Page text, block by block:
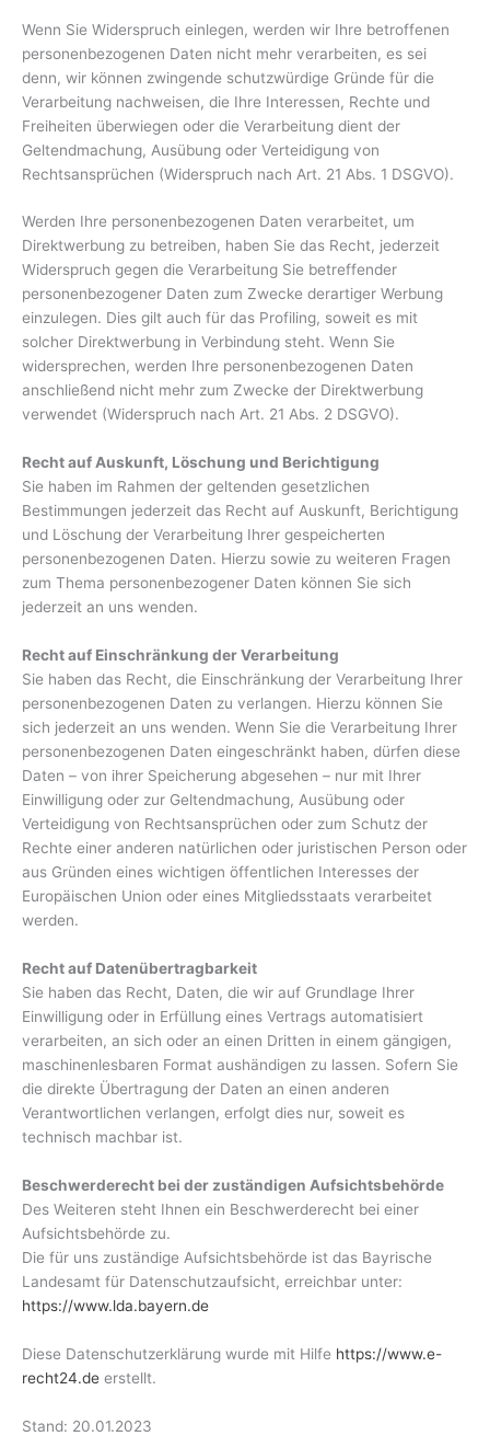
Wenn Sie Widerspruch einlegen, werden wir Ihre betroffenen
personenbezogenen Daten nicht mehr verarbeiten, es sei
denn, wir können zwingende schutzwürdige Gründe für die
Verarbeitung nachweisen, die Ihre Interessen, Rechte und
Freiheiten überwiegen oder die Verarbeitung dient der
Geltendmachung, Ausübung oder Verteidigung von
Rechtsansprüchen (Widerspruch nach Art. 21 Abs. 1 DSGVO).
Werden Ihre personenbezogenen Daten verarbeitet, um
Direktwerbung zu betreiben, haben Sie das Recht, jederzeit
Widerspruch gegen die Verarbeitung Sie betreffender
personenbezogener Daten zum Zwecke derartiger Werbung
einzulegen. Dies gilt auch für das Profiling, soweit es mit
solcher Direktwerbung in Verbindung steht. Wenn Sie
widersprechen, werden Ihre personenbezogenen Daten
anschließend nicht mehr zum Zwecke der Direktwerbung
verwendet (Widerspruch nach Art. 21 Abs. 2 DSGVO).
Recht auf Auskunft, Löschung und Berichtigung
Sie haben im Rahmen der geltenden gesetzlichen
Bestimmungen jederzeit das Recht auf Auskunft, Berichtigung
und Löschung der Verarbeitung Ihrer gespeicherten
personenbezogenen Daten. Hierzu sowie zu weiteren Fragen
zum Thema personenbezogener Daten können Sie sich
jederzeit an uns wenden.
Recht auf Einschränkung der Verarbeitung
Sie haben das Recht, die Einschränkung der Verarbeitung Ihrer
personenbezogenen Daten zu verlangen. Hierzu können Sie
sich jederzeit an uns wenden. Wenn Sie die Verarbeitung Ihrer
personenbezogenen Daten eingeschränkt haben, dürfen diese
Daten – von ihrer Speicherung abgesehen – nur mit Ihrer
Einwilligung oder zur Geltendmachung, Ausübung oder
Verteidigung von Rechtsansprüchen oder zum Schutz der
Rechte einer anderen natürlichen oder juristischen Person oder
aus Gründen eines wichtigen öffentlichen Interesses der
Europäischen Union oder eines Mitgliedsstaats verarbeitet
werden.
Recht auf Datenübertragbarkeit
Sie haben das Recht, Daten, die wir auf Grundlage Ihrer
Einwilligung oder in Erfüllung eines Vertrags automatisiert
verarbeiten, an sich oder an einen Dritten in einem gängigen,
maschinenlesbaren Format aushändigen zu lassen. Sofern Sie
die direkte Übertragung der Daten an einen anderen
Verantwortlichen verlangen, erfolgt dies nur, soweit es
technisch machbar ist.
Beschwerderecht bei der zuständigen Aufsichtsbehörde
Des Weiteren steht Ihnen ein Beschwerderecht bei einer
Aufsichtsbehörde zu.
Die für uns zuständige Aufsichtsbehörde ist das Bayrische
Landesamt für Datenschutzaufsicht, erreichbar unter:
https://www.lda.bayern.de
Diese Datenschutzerklärung wurde mit Hilfe https://www.e-
recht24.de erstellt.
Stand: 20.01.2023